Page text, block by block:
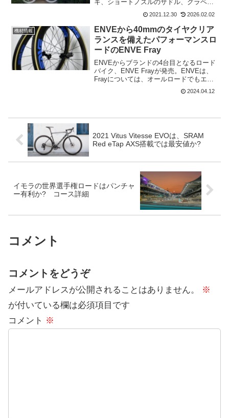
キ、ショートノズルのサドル、グラベル
バイクなどはユーザーに受け入れられて
いる。これらは承知の事実だけど、一
方、日の目をみることなく流行しなかっ
た製品も多い。これらは完全に...
2021.12.30 2026.02.02
機材情報
ENVEから40mmのタイヤクリア
ランスを備えたパフォーマンスロ
ードのENVE Fray
ENVEからブランドの4台目となるロード
バイク、ENVE Frayが発売。ENVEは、
Frayについては、オールロードでもエン
デュランスでも、呼び方は自由だと。
ENVE Frayは、スピード、多用途性、そ
2024.04.12
2021 Vitus Vitesse EVOは、SRAM
Red eTap AXS搭載では最安値か?
イモラの世界選手権ロードはパンチャ
ー有利か? コース詳細
コメント
コメントをどうぞ
メールアドレスが公開されることはありません。
※
が付いている欄は必須項目です
コメント ※